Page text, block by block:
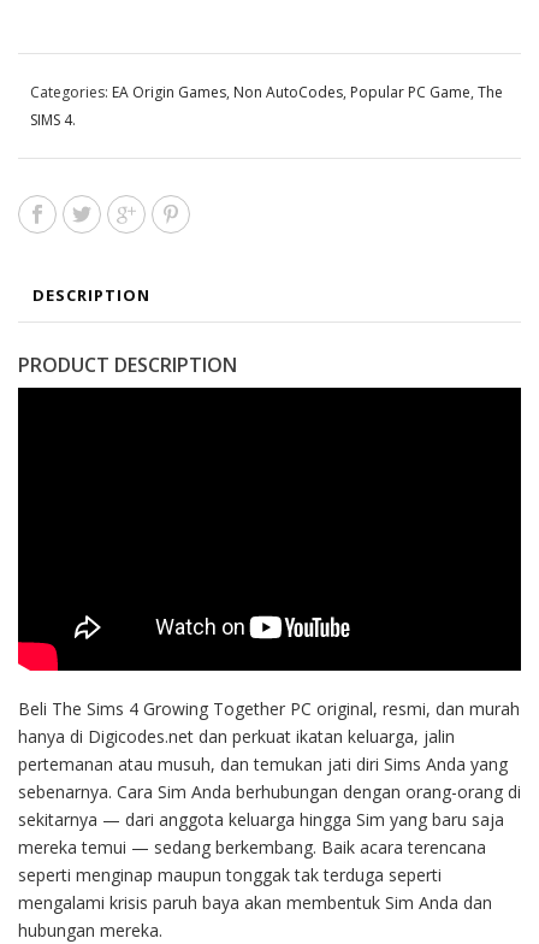
Categories: EA Origin Games, Non AutoCodes, Popular PC Game, The
SIMS 4.
DESCRIPTION
PRODUCT DESCRIPTION
Beli The Sims 4 Growing Together PC original, resmi, dan murah
hanya di Digicodes.net dan perkuat ikatan keluarga, jalin
pertemanan atau musuh, dan temukan jati diri Sims Anda yang
sebenarnya. Cara Sim Anda berhubungan dengan orang-orang di
sekitarnya — dari anggota keluarga hingga Sim yang baru saja
mereka temui — sedang berkembang. Baik acara terencana
seperti menginap maupun tonggak tak terduga seperti
mengalami krisis paruh baya akan membentuk Sim Anda dan
hubungan mereka.